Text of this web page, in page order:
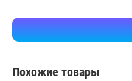
Похожие товары